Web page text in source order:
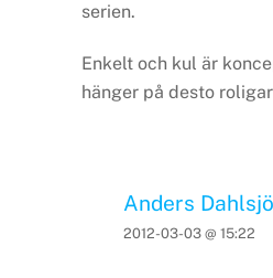
serien.
Enkelt och kul är
hänger på desto
Anders Dahlsjö
2012-03-03 @ 15:22